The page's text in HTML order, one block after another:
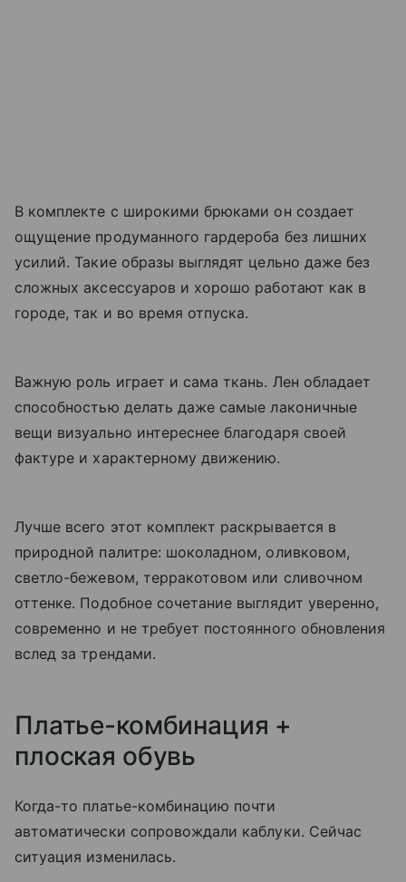
В комплекте с широкими брюками он создает
ощущение продуманного гардероба без лишних
усилий. Такие образы выглядят цельно даже без
сложных аксессуаров и хорошо работают как в
городе, так и во время отпуска.
Важную роль играет и сама ткань. Лен обладает
способностью делать даже самые лаконичные
вещи визуально интереснее благодаря своей
фактуре и характерному движению.
Лучше всего этот комплект раскрывается в
природной палитре: шоколадном, оливковом,
светло-бежевом, терракотовом или сливочном
оттенке. Подобное сочетание выглядит уверенно,
современно и не требует постоянного обновления
вслед за трендами.
Платье-комбинация +
плоская обувь
Когда-то платье-комбинацию почти
автоматически сопровождали каблуки. Сейчас
ситуация изменилась.